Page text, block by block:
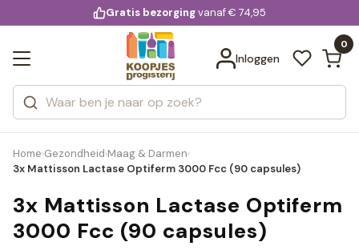
voor 20:00 uur besteld
Gratis bezorgingvanaf € 74,95
Inloggen
0
Zoeken
Categorieën
Merken
Bekijk alle resultaten
Home›Gezondheid›Maag & Darmen›
3x Mattisson Lactase Optiferm 3000 Fcc (90 capsules)
3x Mattisson Lactase Optiferm
3000 Fcc (90 capsules)